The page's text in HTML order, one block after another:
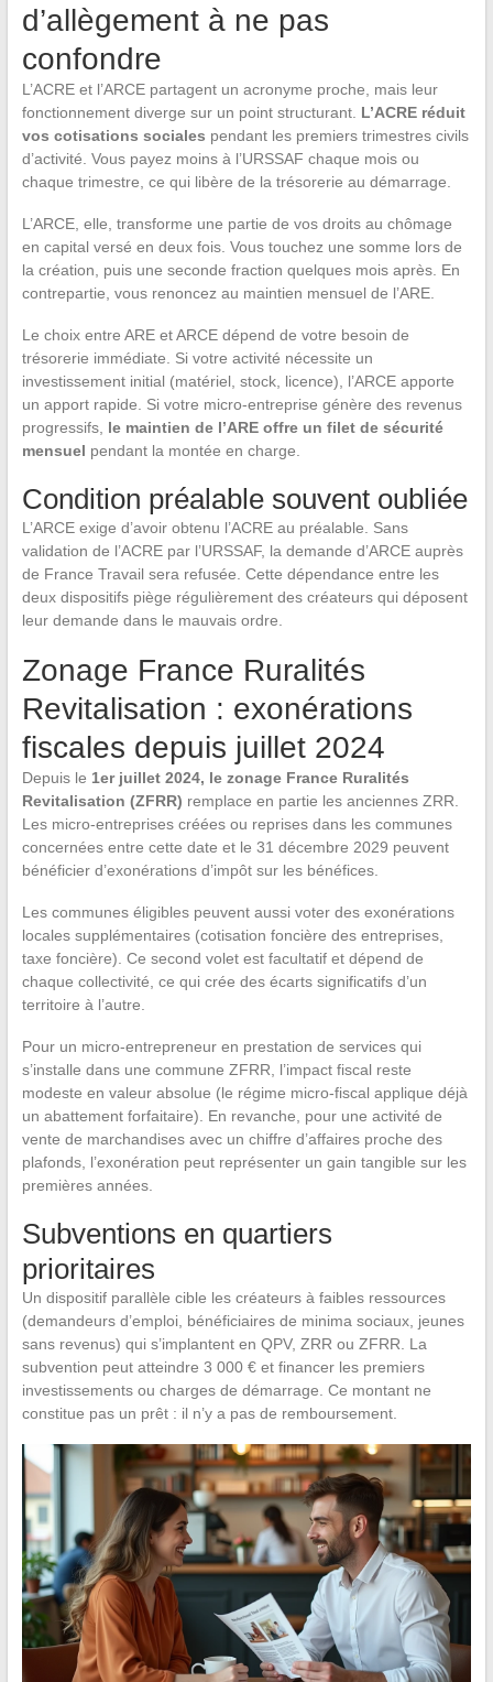
d’allègement à ne pas
confondre
L’ACRE et l’ARCE partagent un acronyme proche, mais leur
fonctionnement diverge sur un point structurant. L’ACRE réduit
vos cotisations sociales pendant les premiers trimestres civils
d’activité. Vous payez moins à l’URSSAF chaque mois ou
chaque trimestre, ce qui libère de la trésorerie au démarrage.
L’ARCE, elle, transforme une partie de vos droits au chômage
en capital versé en deux fois. Vous touchez une somme lors de
la création, puis une seconde fraction quelques mois après. En
contrepartie, vous renoncez au maintien mensuel de l’ARE.
Le choix entre ARE et ARCE dépend de votre besoin de
trésorerie immédiate. Si votre activité nécessite un
investissement initial (matériel, stock, licence), l’ARCE apporte
un apport rapide. Si votre micro-entreprise génère des revenus
progressifs, le maintien de l’ARE offre un filet de sécurité
mensuel pendant la montée en charge.
Condition préalable souvent oubliée
L’ARCE exige d’avoir obtenu l’ACRE au préalable. Sans
validation de l’ACRE par l’URSSAF, la demande d’ARCE auprès
de France Travail sera refusée. Cette dépendance entre les
deux dispositifs piège régulièrement des créateurs qui déposent
leur demande dans le mauvais ordre.
Zonage France Ruralités
Revitalisation : exonérations
fiscales depuis juillet 2024
Depuis le 1er juillet 2024, le zonage France Ruralités
Revitalisation (ZFRR) remplace en partie les anciennes ZRR.
Les micro-entreprises créées ou reprises dans les communes
concernées entre cette date et le 31 décembre 2029 peuvent
bénéficier d’exonérations d’impôt sur les bénéfices.
Les communes éligibles peuvent aussi voter des exonérations
locales supplémentaires (cotisation foncière des entreprises,
taxe foncière). Ce second volet est facultatif et dépend de
chaque collectivité, ce qui crée des écarts significatifs d’un
territoire à l’autre.
Pour un micro-entrepreneur en prestation de services qui
s’installe dans une commune ZFRR, l’impact fiscal reste
modeste en valeur absolue (le régime micro-fiscal applique déjà
un abattement forfaitaire). En revanche, pour une activité de
vente de marchandises avec un chiffre d’affaires proche des
plafonds, l’exonération peut représenter un gain tangible sur les
premières années.
Subventions en quartiers
prioritaires
Un dispositif parallèle cible les créateurs à faibles ressources
(demandeurs d’emploi, bénéficiaires de minima sociaux, jeunes
sans revenus) qui s’implantent en QPV, ZRR ou ZFRR. La
subvention peut atteindre 3 000 € et financer les premiers
investissements ou charges de démarrage. Ce montant ne
constitue pas un prêt : il n’y a pas de remboursement.